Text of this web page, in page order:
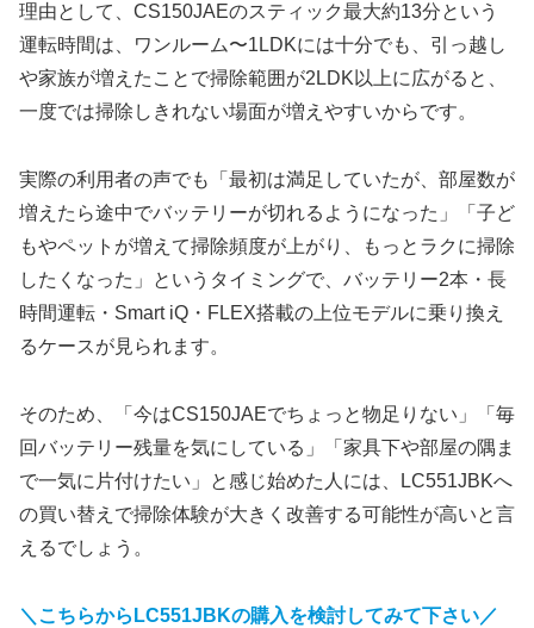
理由として、CS150JAEのスティック最大約13分という
運転時間は、ワンルーム〜1LDKには十分でも、引っ越し
や家族が増えたことで掃除範囲が2LDK以上に広がると、
一度では掃除しきれない場面が増えやすいからです。
実際の利用者の声でも「最初は満足していたが、部屋数が
増えたら途中でバッテリーが切れるようになった」「子ど
もやペットが増えて掃除頻度が上がり、もっとラクに掃除
したくなった」というタイミングで、バッテリー2本・長
時間運転・Smart iQ・FLEX搭載の上位モデルに乗り換え
るケースが見られます。
そのため、「今はCS150JAEでちょっと物足りない」「毎
回バッテリー残量を気にしている」「家具下や部屋の隅ま
で一気に片付けたい」と感じ始めた人には、LC551JBKへ
の買い替えで掃除体験が大きく改善する可能性が高いと言
えるでしょう。
＼こちらからLC551JBKの購入を検討してみて下さい／